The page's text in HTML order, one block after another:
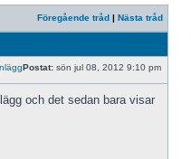
Föregående tråd | Nästa tråd
Postat: sön jul 08, 2012 9:10 pm
och det sedan bara visar